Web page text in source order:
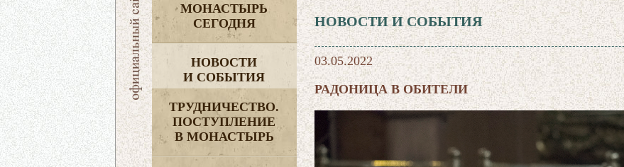
МОНАСТЫРЬ
СЕГОДНЯ
НОВОСТИ
И СОБЫТИЯ
ТРУДНИЧЕСТВО.
ПОСТУПЛЕНИЕ
В МОНАСТЫРЬ
НОВОСТИ И СОБЫТИЯ
03.05.2022
РАДОНИЦА В ОБИТЕЛИ